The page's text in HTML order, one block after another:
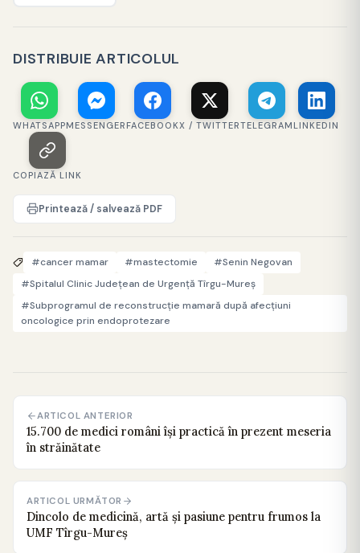
DISTRIBUIE ARTICOLUL
WHATSAPPMESSENGERFACEBOOKX / TWITTERTELEGRAMLINKEDIN
COPIAZĂ LINK
Printează / salvează PDF
#cancer mamar #mastectomie
#Senin Negovan
#Spitalul Clinic Județean de Urgență Tîrgu-Mureș
#Subprogramul de reconstrucție mamară după afecțiuni
oncologice prin endoprotezare
ARTICOL ANTERIOR
15.700 de medici români îşi practică în prezent meseria
în străinătate
ARTICOL URMĂTOR
Dincolo de medicină, artă și pasiune pentru frumos la
UMF Tîrgu-Mureș